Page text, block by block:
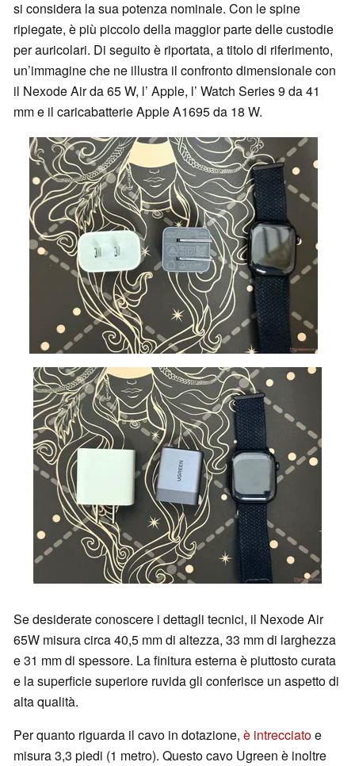
si considera la sua potenza nominale. Con le spine
ripiegate, è più piccolo della maggior parte delle custodie
per auricolari. Di seguito è riportata, a titolo di riferimento,
un’immagine che ne illustra il confronto dimensionale con
il Nexode Air da 65 W, l’ Apple, l’ Watch Series 9 da 41
mm e il caricabatterie Apple A1695 da 18 W.
Se desiderate conoscere i dettagli tecnici, il Nexode Air
65W misura circa 40,5 mm di altezza, 33 mm di larghezza
e 31 mm di spessore. La finitura esterna è piuttosto curata
e la superficie superiore ruvida gli conferisce un aspetto di
alta qualità.
Per quanto riguarda il cavo in dotazione, è intrecciatoe
misura 3,3 piedi (1 metro). Questo cavo Ugreen è inoltre